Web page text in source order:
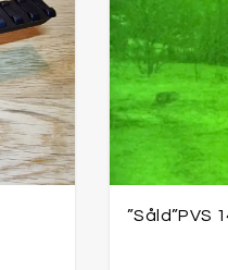
”Såld”PVS